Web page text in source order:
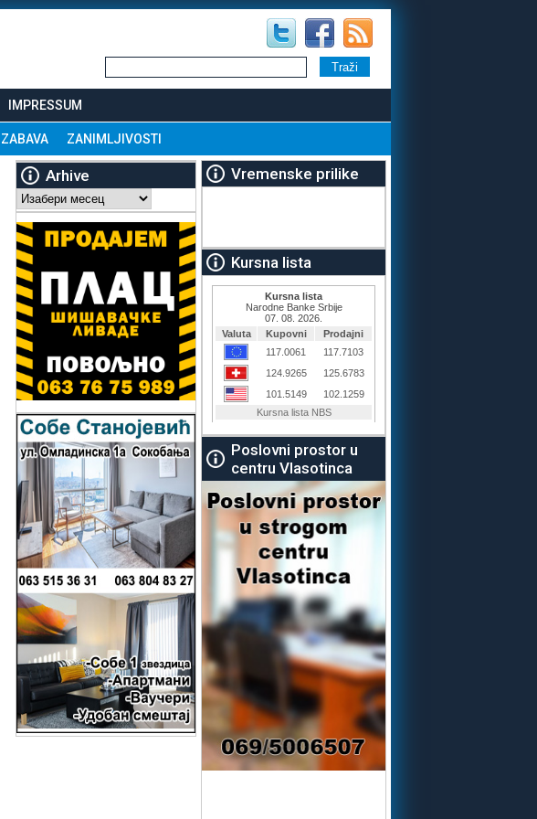
IMPRESSUM
ZABAVA ZANIMLJIVOSTI
Arhive
Arhive
Vremenske prilike
Kursna lista
Poslovni prostor u
centru Vlasotinca